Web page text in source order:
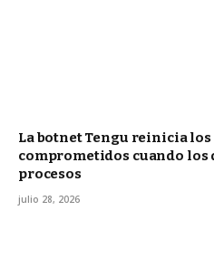
La botnet Tengu reinicia
comprometidos cuando los
procesos
julio 28, 2026